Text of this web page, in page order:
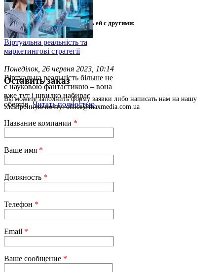
Віртуальна реальність та
маркетингові стратегії
Понеділок, 26 червня 2023, 10:14
Віртуальна реальність більше не
є науковою фантастикою – вона
вже тут і швидко набирає
обертів.Читать полностью
Интересная статья? Поделись ей с другими:
Оставить заказ
Вы можете заполнить форму заявки либо написать нам на нашу
электронную почту: office@maxmedia.com.ua
Название компании *
Ваше имя *
Должность *
Телефон *
Email *
Ваше сообщение *